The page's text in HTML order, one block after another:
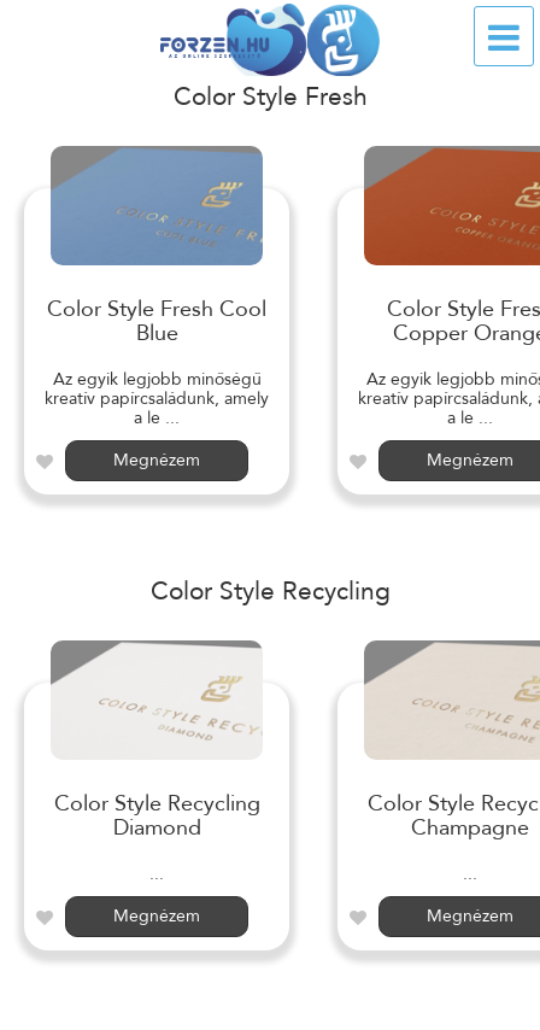
Color Style Fresh
Color Style Fresh Cool
Blue
Az egyik legjobb minőségű
kreatív papírcsaládunk, amely
a le ...
Megnézem
Color Style
Copper
Az egyik legjobb
kreatív papírcsaládunk,
a le ...
Megnézem
Color Style Recycling
Color Style Recycling
Diamond
...
Megnézem
Color Style
Champagne
...
Megnézem